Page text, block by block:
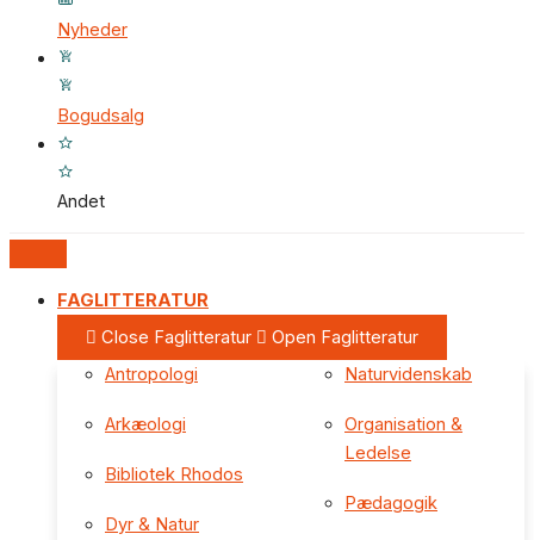
Nyheder
Bogudsalg
Andet
FAGLITTERATUR
Close Faglitteratur
Open Faglitteratur
Antropologi
Arkæologi
Bibliotek Rhodos
Dyr & Natur
Naturvidenskab
Organisation &
Ledelse
Pædagogik